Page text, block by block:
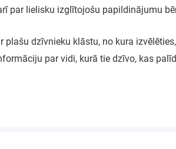
par lielisku izglītojošu papildinājumu
plašu dzīvnieku klāstu, no kura
par vidi, kurā tie dzīvo, kas